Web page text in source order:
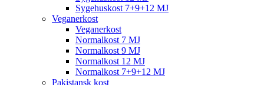
Sygehuskost 7+9+12 MJ
Veganerkost
Veganerkost
Normalkost 7 MJ
Normalkost 9 MJ
Normalkost 12 MJ
Normalkost 7+9+12 MJ
Pakistansk kost